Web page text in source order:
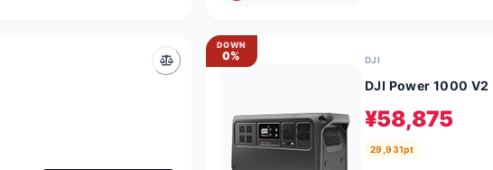
DOWN
0% DJI
DJI Power 1000 V2
¥58,875
29,931pt